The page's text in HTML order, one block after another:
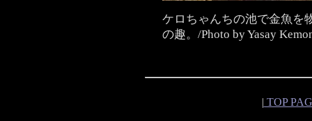
ケロちゃんちの池で金魚を
の趣。/Photo by Yasay
| TOP